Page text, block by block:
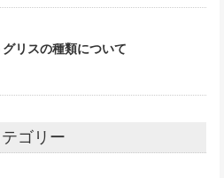
リスの種類について
ゴリー